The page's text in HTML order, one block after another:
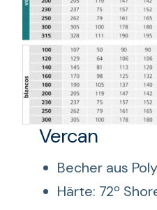
Vercan
Becher aus
Härte: 72º